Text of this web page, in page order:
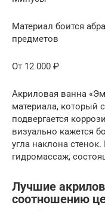
Материал боится
предметов
От 12 000 ₽
Акриловая ванна
материала, который
подвергается
визуально кажется
угла наклона
гидромассаж,
Лучшие
соотношению